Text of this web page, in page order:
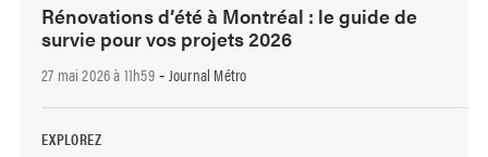
Rénovations d’été à Montréal : le guide de
survie pour vos projets 2026
27 mai 2026 à 11h59- Journal Métro
EXPLOREZ